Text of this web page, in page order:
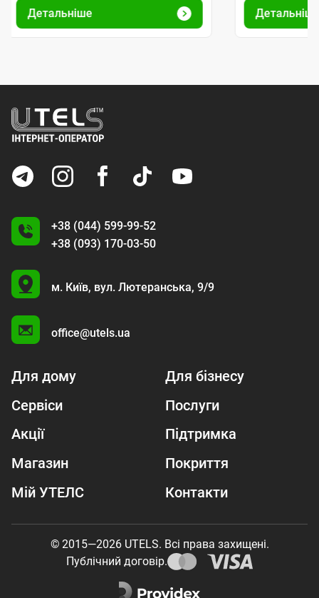
Детальніше
+38 (044) 599-99-52
+38 (093) 170-03-50
U
м. Київ, вул. Лютеранська, 9/9
office@utels.ua
Для дому
Для бізнесу
Сервіси
Послуги
Акції
Підтримка
Магазин
Покриття
Мій УТЕЛС
Контакти
© 2015—2026 UTELS. Всі права захищені.
Публічний договір.